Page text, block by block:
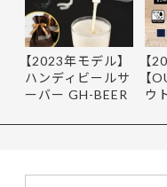
【2023年モデル】
ハンディビールサ
ーバー GH-BEER
【
【
ウ